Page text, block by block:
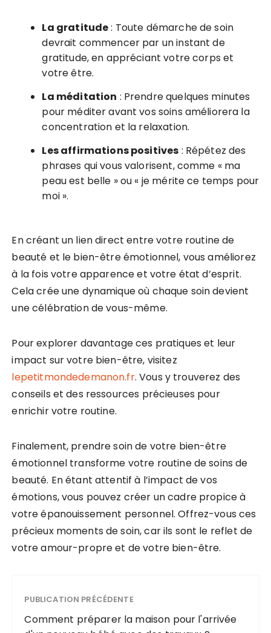
La gratitude: Toute démarche de soin
devrait commencer par un instant de
gratitude, en appréciant votre corps et
votre être.
La méditation : Prendre quelques minutes
pour méditer avant vos soins améliorera la
concentration et la relaxation.
Les affirmations positives : Répétez des
phrases qui vous valorisent, comme « ma
peau est belle » ou « je mérite ce temps pour
moi ».
En créant un lien direct entre votre routine de
beauté et le bien-être émotionnel, vous améliorez
à la fois votre apparence et votre état d’esprit.
Cela crée une dynamique où chaque soin devient
une célébration de vous-même.
Pour explorer davantage ces pratiques et leur
impact sur votre bien-être, visitez
lepetitmondedemanon.fr. Vous y trouverez des
conseils et des ressources précieuses pour
enrichir votre routine.
Finalement, prendre soin de votre bien-être
émotionnel transforme votre routine de soins de
beauté. En étant attentif à l’impact de vos
émotions, vous pouvez créer un cadre propice à
votre épanouissement personnel. Offrez-vous ces
précieux moments de soin, car ils sont le reflet de
votre amour-propre et de votre bien-être.
PUBLICATION PRÉCÉDENTE
Comment préparer la maison pour l'arrivée